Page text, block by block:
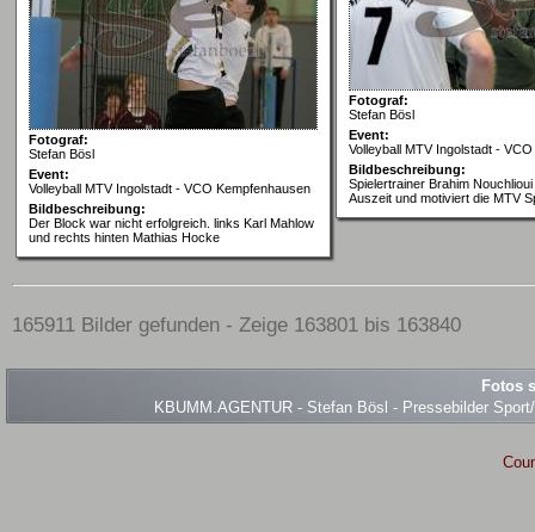
Fotograf:
Stefan Bösl
Event:
Volleyball MTV Ingolstadt - VCO Kempfenhausen
Bildbeschreibung:
Der Block war nicht erfolgreich. links Karl Mahlow
und rechts hinten Mathias Hocke
Fotograf:
Stefan Bösl
Event:
Volleyball MTV Ingolstadt -
Bildbeschreibung:
Spielertrainer Brahim
Auszeit und motiviert die MTV
165911 Bilder gefunden - Zeige 163801 bis 163840
Fotos
KBUMM.AGENTUR - Stefan Bösl - Pressebilder